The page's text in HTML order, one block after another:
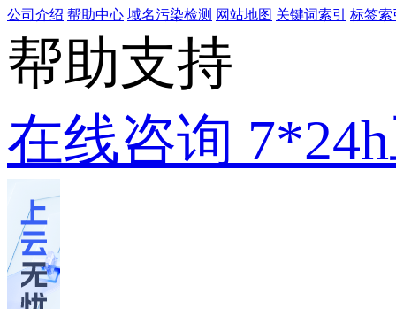
公司介绍 帮助中心 域名污染检测 网站地图 关键词索引 标签索
帮助支持
在线咨询